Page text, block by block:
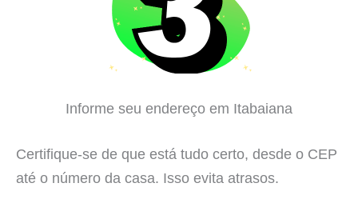
Informe seu endereço em Itabaiana
Certifique-se de que está tudo certo, desde o CEP
até o número da casa. Isso evita atrasos.